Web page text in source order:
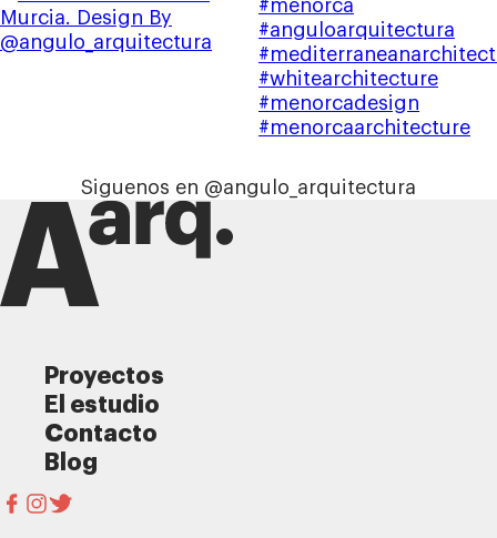
Siguenos en @angulo_arquitectura
Proyectos
El estudio
Contacto
Blog